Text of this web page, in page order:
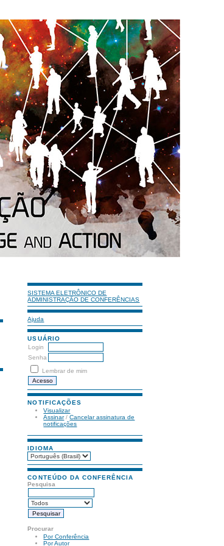
SISTEMA ELETRÔNICO DE
ADMINISTRAÇÃO DE CONFERÊNCIAS
Ajuda
USUÁRIO
Login
Senha
Lembrar de mim
NOTIFICAÇÕES
Visualizar
Assinar/Cancelar assinatura de
notificações
IDIOMA
CONTEÚDO DA CONFERÊNCIA
Pesquisa
Procurar
Por Conferência
Por Autor